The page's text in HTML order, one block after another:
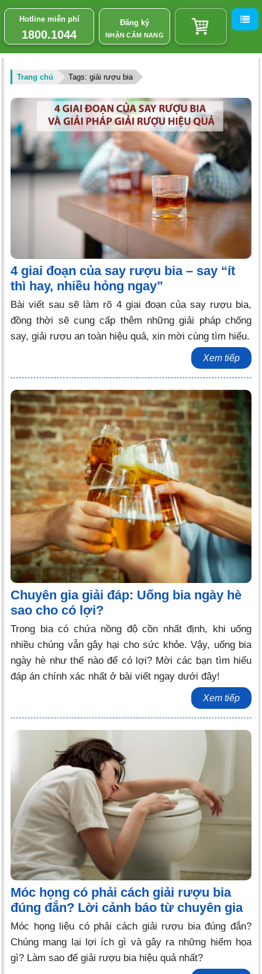
Hotline miễn phí
1800.1044
Đăng ký
NHẬN CẨM NANG
Trang chủ Tags: giải rượu bia
4 giai đoạn của say rượu bia – say “ít
thì hay, nhiều hỏng ngay”
Bài viết sau sẽ làm rõ 4 giai đoạn của say rượu bia,
đồng thời sẽ cung cấp thêm những giải pháp chống
say, giải rượu an toàn hiệu quả, xin mời cùng tìm hiểu.
Xem tiếp
Chuyên gia giải đáp: Uống bia ngày hè
sao cho có lợi?
Trong bia có chứa nồng độ cồn nhất định, khi uống
nhiều chúng vẫn gây hại cho sức khỏe. Vậy, uống bia
ngày hè như thế nào để có lợi? Mời các bạn tìm hiểu
đáp án chính xác nhất ở bài viết ngay dưới đây!
Xem tiếp
Móc họng có phải cách giải rượu bia
đúng đắn? Lời cảnh báo từ chuyên gia
Móc họng liệu có phải cách giải rượu bia đúng đắn?
Chúng mang lại lợi ích gì và gây ra những hiểm họa
gì? Làm sao để giải rượu bia hiệu quả nhất?